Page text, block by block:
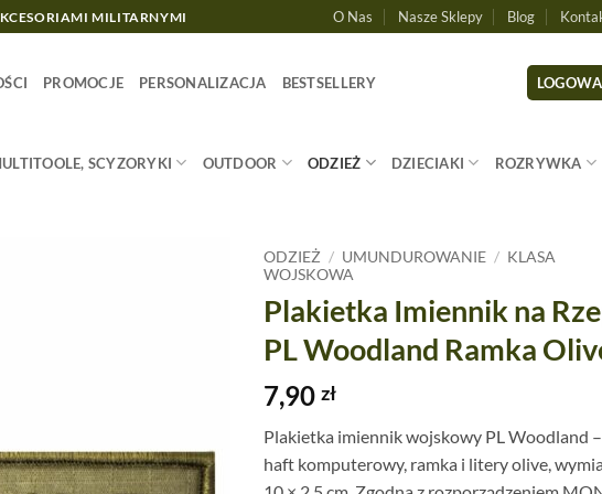
MILITARNYMI O Nas Nasze Sklepy Blog
PROMOCJE PERSONALIZACJA BESTSELLERY
SCYZORYKI OUTDOOR ODZIEŻ DZIECIAKI ROZRYWKA
ODZIEŻ / UMUNDUROWANIE / KLASA
WOJSKOWA
Plakietka Imiennik na
PL Woodland Ramka
7,90 zł
Plakietka imiennik wojskowy PL Woodland –
haft komputerowy, ramka i litery olive,